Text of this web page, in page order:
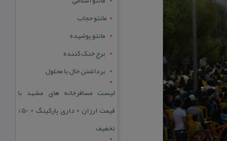
مانتو حجاب
مانتو پوشیده
برج خنک کننده
برداشتن خال با محلول
لیست مسافرخانه های مشهد با
قیمت ارزان + داری پارکینگ + 50%
تخفیف